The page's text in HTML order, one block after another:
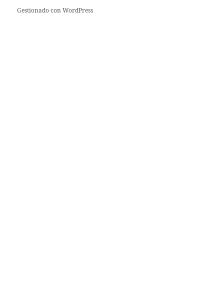
Gestionado con WordPress